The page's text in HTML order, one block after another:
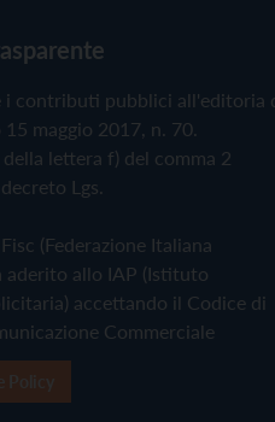
i contributi pubblici all'editoria
maggio 2017, n. 70.
lettera f) del comma 2
Lgs.
(Federazione Italiana
aderito allo IAP (Istituto
accettando il Codice di
Commerciale